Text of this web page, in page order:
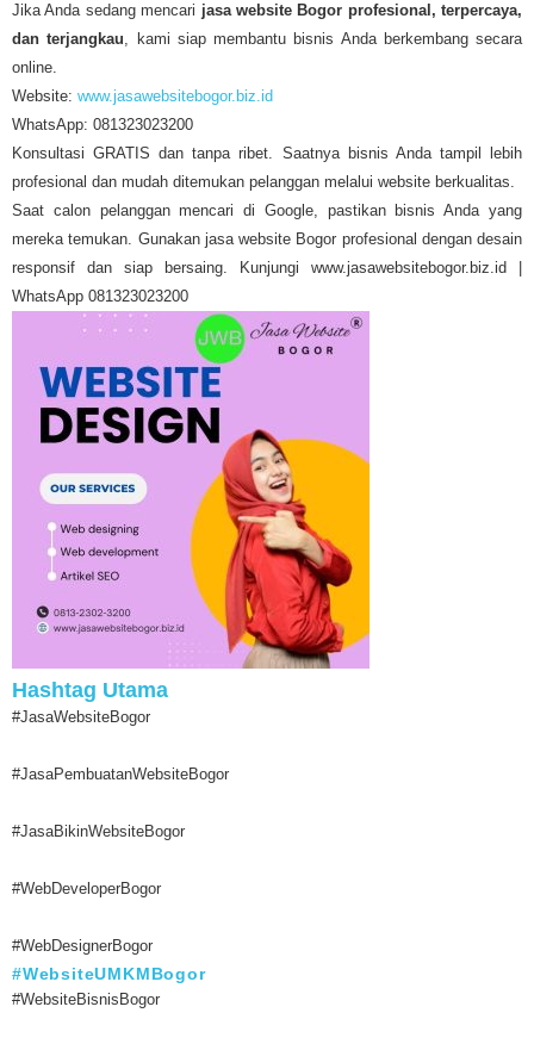
Jika Anda sedang mencari jasa website Bogor profesional, terpercaya,
dan terjangkau, kami siap membantu bisnis Anda berkembang secara
online.
Website: www.jasawebsitebogor.biz.id
WhatsApp: 081323023200
Konsultasi GRATIS dan tanpa ribet. Saatnya bisnis Anda tampil lebih
profesional dan mudah ditemukan pelanggan melalui website berkualitas.
Saat calon pelanggan mencari di Google, pastikan bisnis Anda yang
mereka temukan. Gunakan jasa website Bogor profesional dengan desain
responsif dan siap bersaing. Kunjungi www.jasawebsitebogor.biz.id |
WhatsApp 081323023200
Hashtag Utama
#JasaWebsiteBogor
#JasaPembuatanWebsiteBogor
#JasaBikinWebsiteBogor
#WebDeveloperBogor
#WebDesignerBogor
#WebsiteUMKMBogor
#WebsiteBisnisBogor